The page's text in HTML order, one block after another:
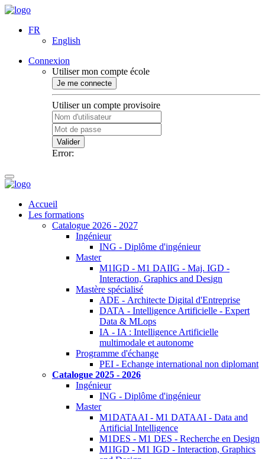
FR
English
Connexion
Utiliser mon compte école
Je me connecte
Utiliser un compte provisoire
Valider
Error:
Accueil
Les formations
Catalogue 2026 - 2027
Ingénieur
ING - Diplôme d'ingénieur
Master
M1IGD - M1 DAIIG - Maj. IGD -
Interaction, Graphics and Design
Mastère spécialisé
ADE - Architecte Digital d'Entreprise
DATA - Intelligence Artificielle - Expert
Data & MLops
IA - IA : Intelligence Artificielle
multimodale et autonome
Programme d'échange
PEI - Echange international non diplomant
Catalogue 2025 - 2026
Ingénieur
ING - Diplôme d'ingénieur
Master
M1DATAAI - M1 DATAAI - Data and
Artificial Intelligence
M1DES - M1 DES - Recherche en Design
M1IGD - M1 IGD - Interaction, Graphics